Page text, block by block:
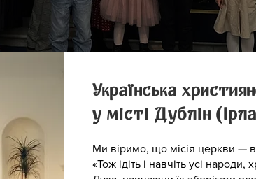
Українська
у місті Дублін
Ми віримо, що місія церкви —
«Тож ідіть і навчіть усі